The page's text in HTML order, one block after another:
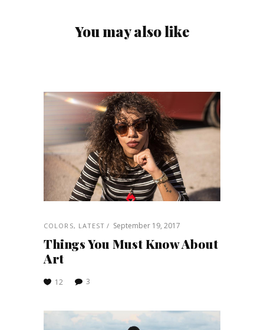
You may also like
COLORS, LATEST September 19, 2017
Things You Must Know About
Art
12 3